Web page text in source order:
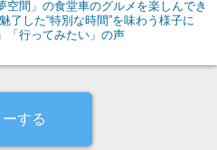
空間」の食堂車のグルメを楽しんでき
了した“特別な時間”を味わう様子に
「行ってみたい」の声
する